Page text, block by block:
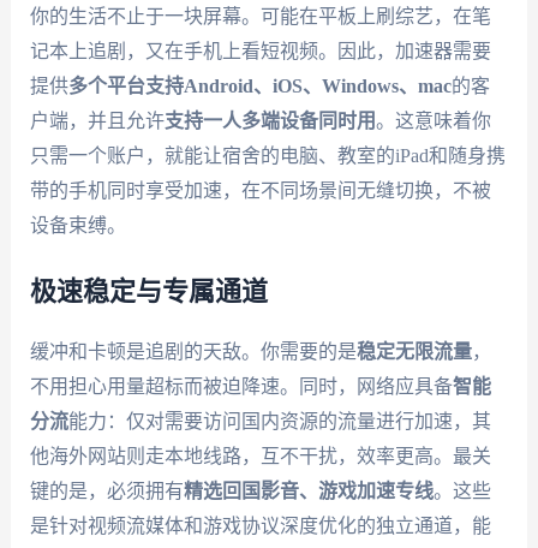
你的生活不止于一块屏幕。可能在平板上刷综艺，在笔
记本上追剧，又在手机上看短视频。因此，加速器需要
提供多个平台支持Android、iOS、Windows、mac的客
户端，并且允许支持一人多端设备同时用。这意味着你
只需一个账户，就能让宿舍的电脑、教室的iPad和随身携
带的手机同时享受加速，在不同场景间无缝切换，不被
设备束缚。
极速稳定与专属通道
缓冲和卡顿是追剧的天敌。你需要的是稳定无限流量，
不用担心用量超标而被迫降速。同时，网络应具备智能
分流能力：仅对需要访问国内资源的流量进行加速，其
他海外网站则走本地线路，互不干扰，效率更高。最关
键的是，必须拥有精选回国影音、游戏加速专线。这些
是针对视频流媒体和游戏协议深度优化的独立通道，能